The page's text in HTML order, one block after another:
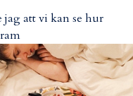
jag att vi kan se hur